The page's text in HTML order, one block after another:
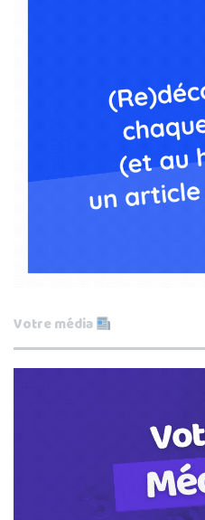
Votre média